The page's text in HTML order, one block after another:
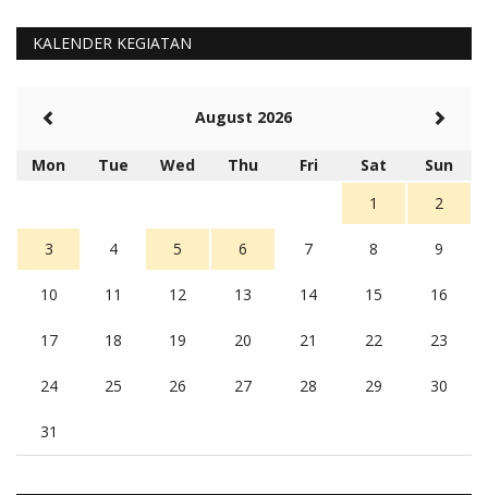
KALENDER KEGIATAN
August 2026
Mon Tue Wed Thu Fri Sat
Sun
1
2
3 4 5 6 7 8 9
10 11 12 13 14 15 16
17 18 19 20 21 22 23
24 25 26 27 28 29 30
31